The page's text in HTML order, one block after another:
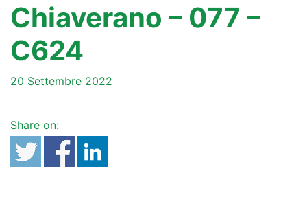
Chiaverano – 077 –
C624
20 Settembre 2022
Share on: